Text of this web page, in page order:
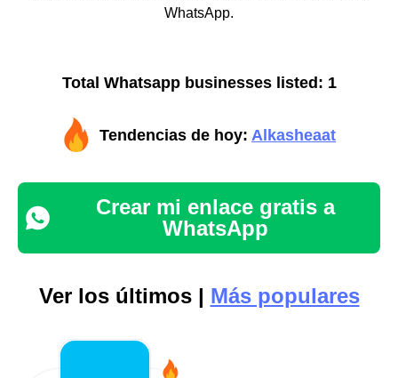
WhatsApp.
Total Whatsapp businesses listed: 1
Tendencias de hoy: Alkasheaat
Crear mi enlace gratis a
WhatsApp
Ver los últimos | Más populares